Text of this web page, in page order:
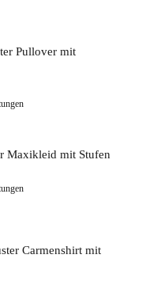
Pullover mit
Maxikleid mit Stufen
Carmenshirt mit